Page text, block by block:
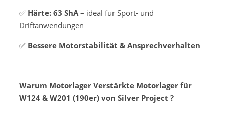
✅ Härte: 63 ShA– ideal für Sport- und
Driftanwendungen
✅ Bessere Motorstabilität & Ansprechverhalten
Warum Motorlager Verstärkte Motorlager für
W124 & W201 (190er) von Silver Project ?